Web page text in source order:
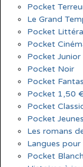
Pocket
Le Grand
Pocket
Pocket
Pocket Junior
Pocket Noir
Pocket
Pocket 1,50 €
Pocket
Pocket
Les romans
Langues
Pocket